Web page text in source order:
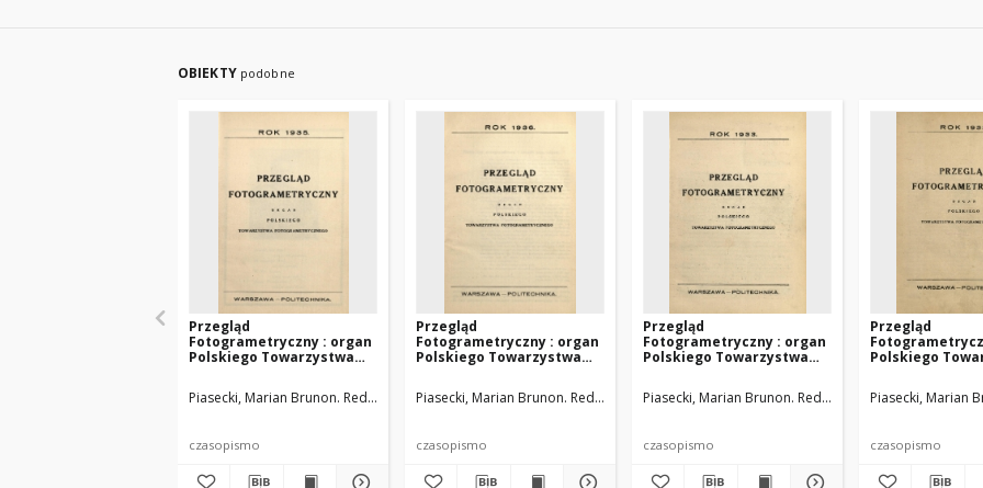
OBIEKTY podobne
Przegląd
Fotogrametryczny : organ
Polskiego Towarzystwa
Piasecki, Marian Brunon. Red.
Polskie Towarzystwo Fotogrametryczne
czasopismo
Przegląd
Fotogrametryczny : organ
Polskiego Towarzystwa
Piasecki, Marian Brunon. Red.
Polskie Towarzystwo Fotogrametryczne
czasopismo
Przegląd
Fotogrametryczny : organ
Polskiego Towarzystwa
Piasecki, Marian Brunon. Red.
Polskie Towarzystwo
czasopismo
Przegląd
Polskiego
Piasecki, Marian
czasopismo